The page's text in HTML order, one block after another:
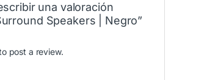
una valoración
Speakers | Negro”
post a review.